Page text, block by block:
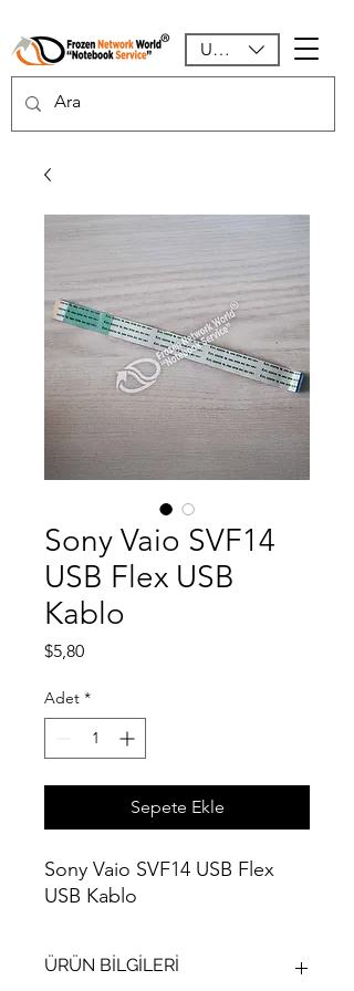
USD ($)
Sony Vaio SVF14
USB Flex USB
Kablo
$5,80Fiyat
Adet *
Sepete Ekle
Sony Vaio SVF14 USB Flex
USB Kablo
ÜRÜN BİLGİLERİ